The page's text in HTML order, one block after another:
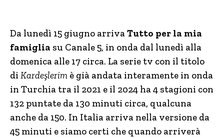
Da lunedì 15 giugno arrivaTutto per la mia
famiglia su Canale 5, in onda dal lunedì alla
domenica alle 17 circa. La serie tv con il titolo
di Kardeşlerim è già andata interamente in onda
in Turchia tra il 2021 e il 2024 ha 4 stagioni con
132 puntate da 130 minuti circa, qualcuna
anche da 150. In Italia arriva nella versione da
45 minuti e siamo certi che quando arriverà